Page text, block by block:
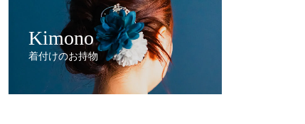
Kimono
着付けのお持物